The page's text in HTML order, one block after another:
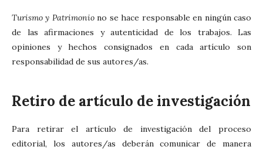
Turismo y Patrimoniono se hace responsable en ningún caso
de las afirmaciones y autenticidad de los trabajos. Las
opiniones y hechos consignados en cada artículo son
responsabilidad de sus autores/as.
Retiro de artículo de investigación
Para retirar el artículo de investigación del proceso
editorial, los autores/as deberán comunicar de manera